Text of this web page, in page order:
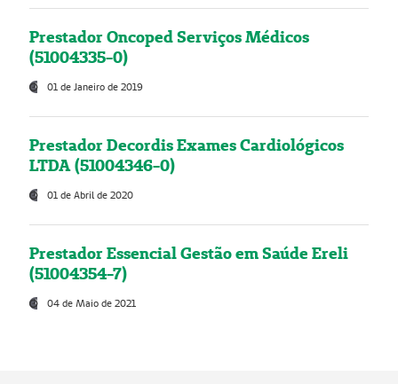
Prestador Oncoped Serviços Médicos
(51004335-0)
01 de Janeiro de 2019
Prestador Decordis Exames Cardiológicos
LTDA (51004346-0)
01 de Abril de 2020
Prestador Essencial Gestão em Saúde Ereli
(51004354-7)
04 de Maio de 2021